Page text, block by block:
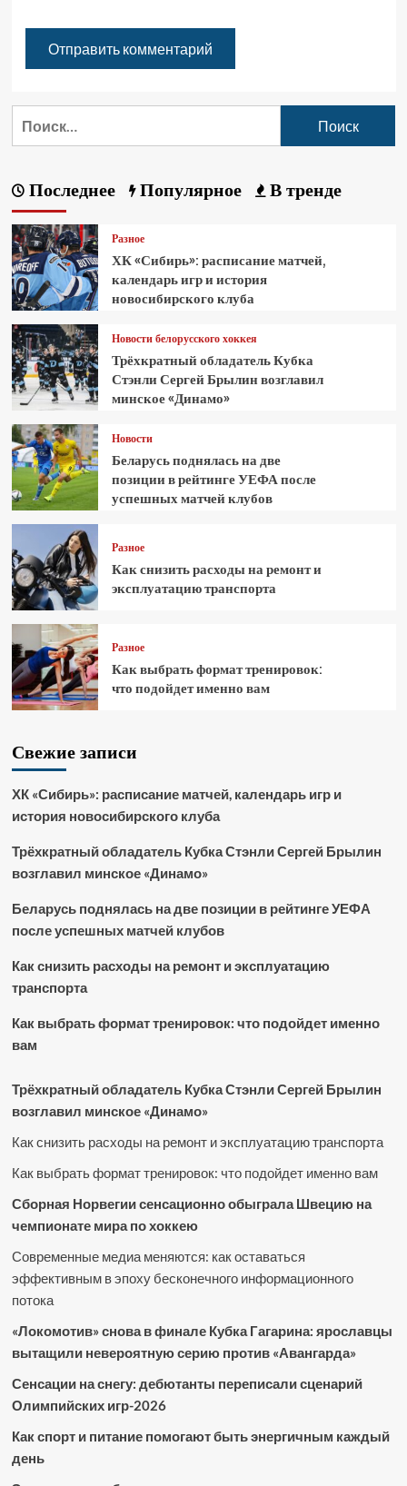
Последнее Популярное В тренде
Разное
ХК «Сибирь»: расписание матчей,
календарь игр и история
новосибирского клуба
Новости белорусского хоккея
Трёхкратный обладатель Кубка
Стэнли Сергей Брылин возглавил
минское «Динамо»
Новости
Беларусь поднялась на две
позиции в рейтинге УЕФА после
успешных матчей клубов
Разное
Как снизить расходы на ремонт и
эксплуатацию транспорта
Разное
Как выбрать формат тренировок:
что подойдет именно вам
Свежие записи
ХК «Сибирь»: расписание матчей, календарь игр и
история новосибирского клуба
Трёхкратный обладатель Кубка Стэнли Сергей Брылин
возглавил минское «Динамо»
Беларусь поднялась на две позиции в рейтинге УЕФА
после успешных матчей клубов
Как снизить расходы на ремонт и эксплуатацию
транспорта
Как выбрать формат тренировок: что подойдет именно
вам
Трёхкратный обладатель Кубка Стэнли Сергей Брылин
возглавил минское «Динамо»
Как снизить расходы на ремонт и эксплуатацию транспорта
Как выбрать формат тренировок: что подойдет именно вам
Сборная Норвегии сенсационно обыграла Швецию на
чемпионате мира по хоккею
Современные медиа меняются: как оставаться
эффективным в эпоху бесконечного информационного
потока
«Локомотив» снова в финале Кубка Гагарина: ярославцы
вытащили невероятную серию против «Авангарда»
Сенсации на снегу: дебютанты переписали сценарий
Олимпийских игр-2026
Как спорт и питание помогают быть энергичным каждый
день